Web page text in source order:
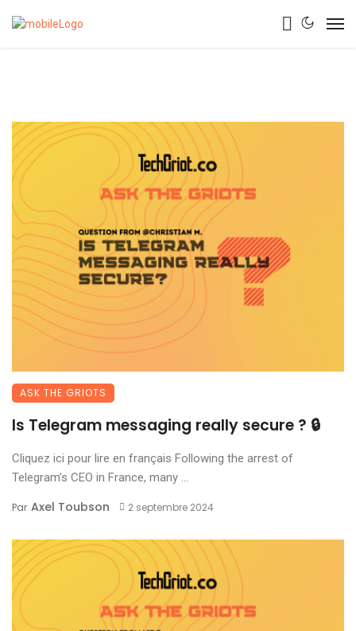
ASK THE GRIOTS
Is Telegram messaging really secure ? 🔒
Cliquez ici pour lire en français Following the arrest of
Telegram’s CEO in France, many ...
Par Axel Toubson 2 septembre 2024